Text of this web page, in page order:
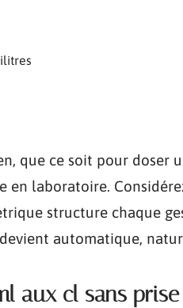
que ce soit pour doser
en laboratoire.
structure chaque
automatique,
aux cl sans